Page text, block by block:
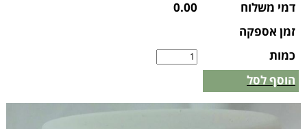
דמי משלוח
0.00
זמן אספקה
כמות
הוסף לסל